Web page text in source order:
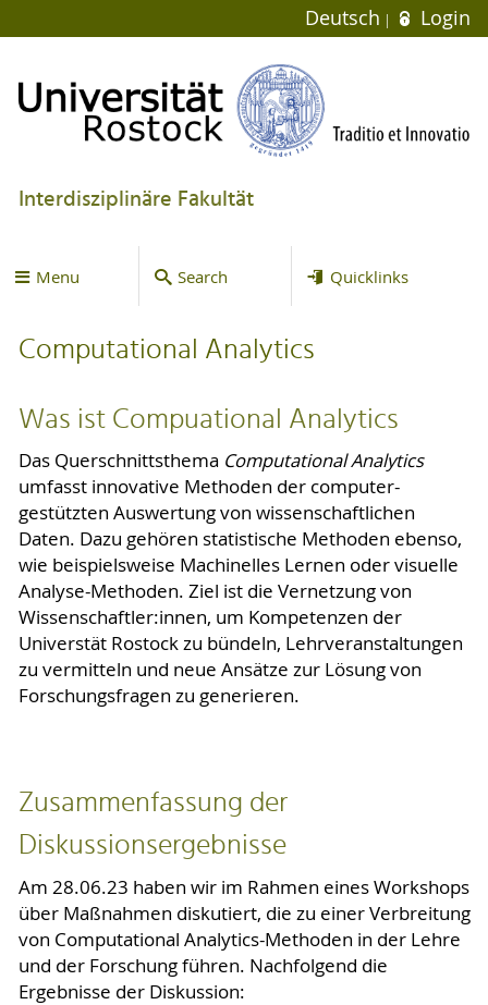
Deutsch Login
Interdisziplinäre Fakultät
Menu Search Quicklinks
Computational Analytics
Was ist Compuational Analytics
Das Querschnittsthema Computational Analytics
umfasst innovative Methoden der computer-
gestützten Auswertung von wissenschaftlichen
Daten. Dazu gehören statistische Methoden ebenso,
wie beispielsweise Machinelles Lernen oder visuelle
Analyse-Methoden. Ziel ist die Vernetzung von
Wissenschaftler:innen, um Kompetenzen der
Universtät Rostock zu bündeln, Lehrveranstaltungen
zu vermitteln und neue Ansätze zur Lösung von
Forschungsfragen zu generieren.
Zusammenfassung der
Diskussionsergebnisse
Am 28.06.23 haben wir im Rahmen eines Workshops
über Maßnahmen diskutiert, die zu einer Verbreitung
von Computational Analytics-Methoden in der Lehre
und der Forschung führen. Nachfolgend die
Ergebnisse der Diskussion: